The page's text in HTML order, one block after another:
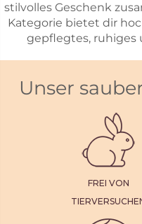
stilvolles Geschenk
Kategorie bietet dir
gepflegtes, ruhiges
Unser
FREI VON